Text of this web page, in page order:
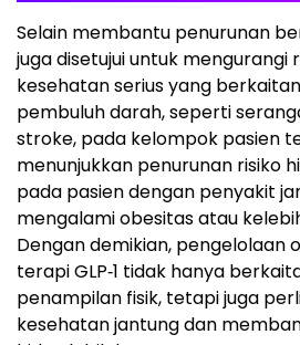
Selain membantu penurunan
juga disetujui untuk mengurangi
kesehatan serius yang
pembuluh darah, seperti
stroke, pada kelompok pasien
menunjukkan penurunan risiko
pada pasien dengan penyakit
mengalami obesitas atau
Dengan demikian, pengelolaan
terapi GLP‑1 tidak hanya
penampilan fisik, tetapi juga
kesehatan jantung dan